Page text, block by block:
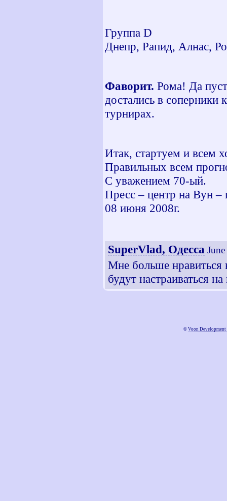
Группа D
Днепр, Рапид, Алнас,
Фаворит. Рома! Да
достались в
турнирах.
Итак, стартуем и всем
Правильных всем
С уважением 70-ый.
Пресс – центр на Вун –
08 июня 2008г.
SuperVlad, Одесса
Мне больше нравиться
будут настраиваться
© Voon Development